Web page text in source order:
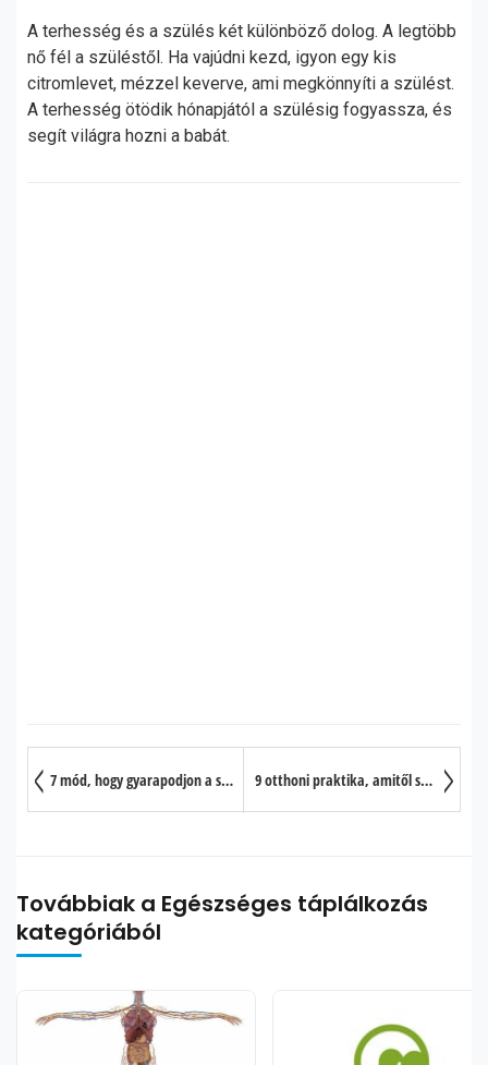
A terhesség és a szülés két különböző dolog. A legtöbb
nő fél a szüléstől. Ha vajúdni kezd, igyon egy kis
citromlevet, mézzel keverve, ami megkönnyíti a szülést.
A terhesség ötödik hónapjától a szülésig fogyassza, és
segít világra hozni a babát.
7 mód, hogy gyarapodjon a súlyunk súlyzós edzéssel 9 otthoni praktika, amitől szép lesz az arcbőre
Továbbiak a Egészséges táplálkozás
kategóriából